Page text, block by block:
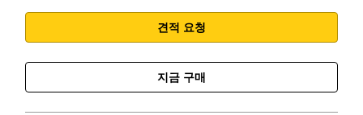
견적 요청
지금 구매